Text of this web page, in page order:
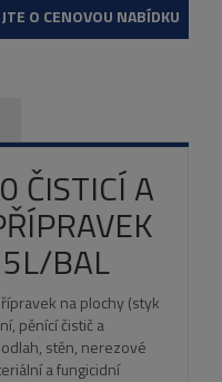
O CENOVOU NABÍDKU
ČISTICÍ A
BAL
na plochy (styk
pěnící čistič a
stěn, nerezové
a fungicidní